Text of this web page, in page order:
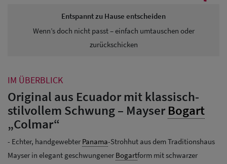
Herren
Herren
Snapback Caps
Entspannt zu Hause entscheiden
Wenn’s doch nicht passt – einfach umtauschen oder
zurückschicken
IM ÜBERBLICK
Original aus Ecuador mit klassisch-
stilvollem Schwung – MayserBogart
„Colmar“
- Echter, handgewebter Panama-Strohhut aus dem Traditionshaus
Mayser in elegant geschwungener Bogartform mit schwarzer